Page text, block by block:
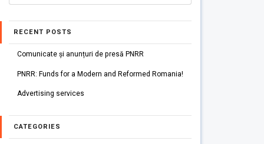
RECENT POSTS
Comunicate și anunțuri de presă PNRR
PNRR: Funds for a Modern and Reformed Romania!
Advertising services
CATEGORIES